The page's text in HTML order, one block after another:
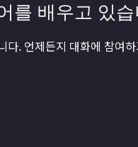
를 배우고 있
. 언제든지 대화에 참여